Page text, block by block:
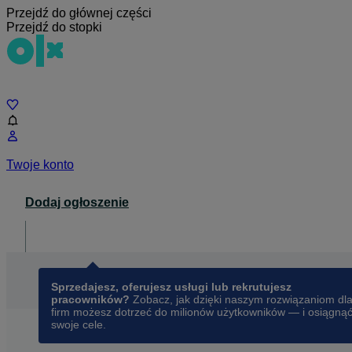
Przejdź do głównej części
Przejdź do stopki
Twoje konto
Dodaj ogłoszenie
Sprzedajesz, oferujesz usługi lub rekrutujesz
pracowników? Zobacz, jak dzięki naszym rozwiązaniom dla
firm możesz dotrzeć do milionów użytkowników — i osiągnąć
swoje cele.